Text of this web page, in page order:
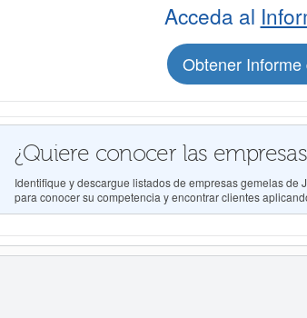
Acceda al
Obtener
¿Quiere conocer las
Identifique y descargue listados de empresas gemelas de
para conocer su competencia y encontrar clientes